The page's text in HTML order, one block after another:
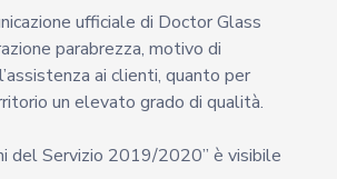
ufficiale di Doctor Glass
parabrezza, motivo di
ai clienti, quanto per
un elevato grado di qualità.
del Servizio 2019/2020” è visibile